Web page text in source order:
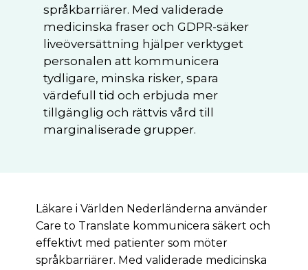
språkbarriärer. Med validerade
medicinska fraser och GDPR-säker
liveöversättning hjälper verktyget
personalen att kommunicera
tydligare, minska risker, spara
värdefull tid och erbjuda mer
tillgänglig och rättvis vård till
marginaliserade grupper.
Läkare i Världen Nederländerna använder
Care to Translate kommunicera säkert och
effektivt med patienter som möter
språkbarriärer. Med validerade medicinska